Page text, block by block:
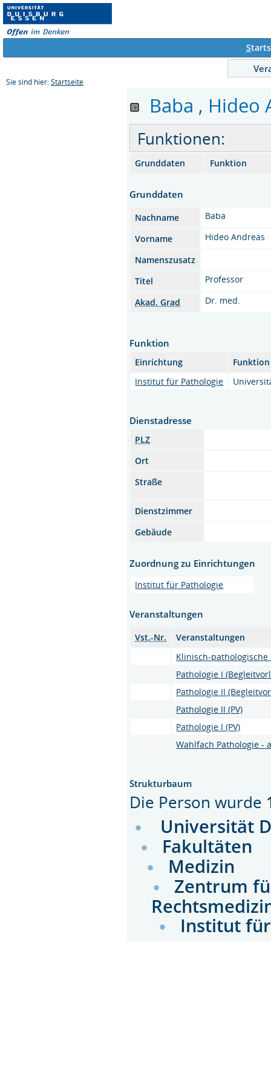
S
Sie sind hier: Startseite
Baba , Hideo
Funktionen:
Grunddaten Funktion
Grunddaten
Nachname
Baba
Vorname
Hideo Andreas
Namenszusatz
Titel
Professor
Akad. Grad
Dr. med.
Funktion
Einrichtung
Funktion
Institut für Pathologie
Dienstadresse
PLZ
Ort
Straße
Dienstzimmer
Gebäude
Zuordnung zu Einrichtungen
Institut für Pathologie
Veranstaltungen
Vst.-Nr.
Veranstaltungen
Klinisch-pathologische
Pathologie I
Pathologie II
Pathologie II (PV)
Pathologie I (PV)
Wahlfach Pathologie -
Strukturbaum
Die Person wurde
Universität
Fakultäten
Medizin
Zentrum
Institut